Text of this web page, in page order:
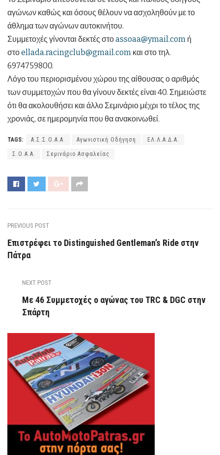
αγώνων καθώς και όσους θέλουν να ασχοληθούν με το
άθλημα των αγώνων αυτοκινήτου.
Συμμετοχές γίνονται δεκτές στοassoaa@ymail.com ή
στοellada.racingclub@gmail.com και στο τηλ.
6974759800.
Λόγο του περιορισμένου χώρου της αίθουσας ο αριθμός
των συμμετοχών που θα γίνουν δεκτές είναι 40. Σημειώστε
ότι θα ακολουθήσει και άλλο Σεμινάριο μέχρι το τέλος της
χρονιάς, σε ημερομηνία που θα ανακοινωθεί.
TAGS: Α.Σ.Σ.Ο.Α.Α. Αγωνιστική Οδήγηση ΕΛ.Λ.Α.Δ.Α.
Σ.Ο.Α.Α. Σεμινάριο Ασφαλείας
PREVIOUS POST
Επιστρέφει το Distinguished Gentleman’s Ride στην
Πάτρα
NEXT POST
Με 46 Συμμετοχές ο αγώνας του TRC & DGC στην
Σπάρτη